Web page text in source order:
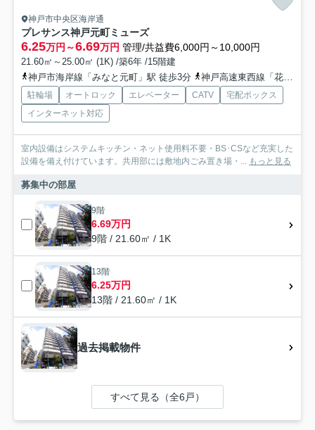
神戸市中央区海岸通
プレサンス神戸元町ミューズ
6.25万円～6.69万円 管理/共益費6,000円～10,000円
21.60㎡～25.00㎡ (1K) /築6年 /15階建
神戸市海岸線「みなと元町」駅 徒歩3分
神戸高速東西線「花隈」駅 徒歩3分
駐輪場 オートロック エレベーター CATV
宅配ボックス
インターネット対応
室内設備はシステムキッチン・ネット使用料不要・BS･CSなど充実した
設備を備え付けています。共用部には敷地内ごみ置き場・... もっと見る
募集中の部屋
9階
6.69万円
9階 / 21.60㎡ / 1K
13階
6.25万円
13階 / 21.60㎡ / 1K
過去掲載物件
すべて見る（全6戸）